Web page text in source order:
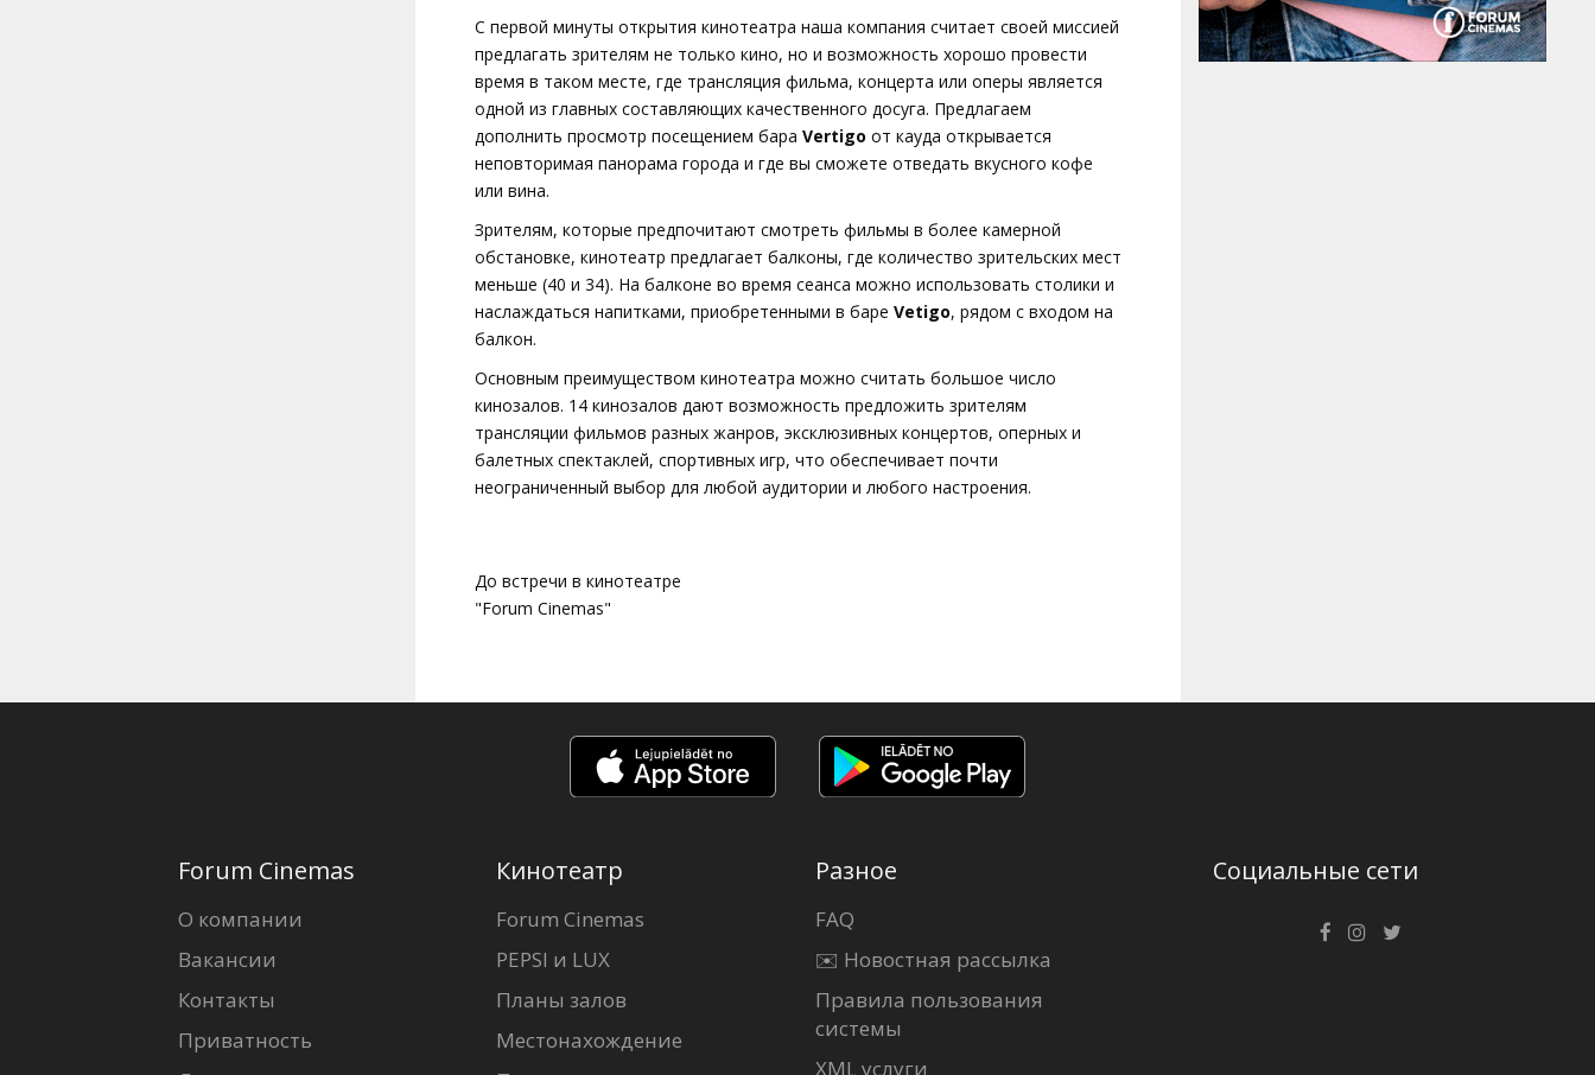
С первой минуты открытия кинотеатра наша компания считает своей миссией
предлагать зрителям не только кино, но и возможность хорошо провести
время в таком месте, где трансляция фильма, концерта или оперы является
одной из главных составляющих качественного досуга. Предлагаем
дополнить просмотр посещением бара Vertigo от кауда открывается
неповторимая панорама города и где вы сможете отведать вкусного кофе
или вина.
Зрителям, которые предпочитают смотреть фильмы в более камерной
обстановке, кинотеатр предлагает балконы, где количество зрительских мест
меньше (40 и 34). На балконе во время сеанса можно использовать столики и
наслаждаться напитками, приобретенными в баре Vetigo, рядом с входом на
балкон.
Oсновным преимуществом кинотеатра можно считать большое число
кинозалов. 14 кинозалов дают возможность предложить зрителям
трансляции фильмов разных жанров, эксклюзивных концертов, оперных и
балетных спектаклей, спортивных игр, что обеспечивает почти
неограниченный выбор для любой аудитории и любого настроения.
До встречи в кинотеатре
"Forum Cinemas"
Forum Cinemas
О компании
Вакансии
Контакты
Приватность
Кинотеатр
Forum Cinemas
PEPSI и LUX
Планы залов
Местонахождение
Разное
FAQ
✉️ Новостная рассылка
Правила пользования
системы
XML услуги
Социальные сети